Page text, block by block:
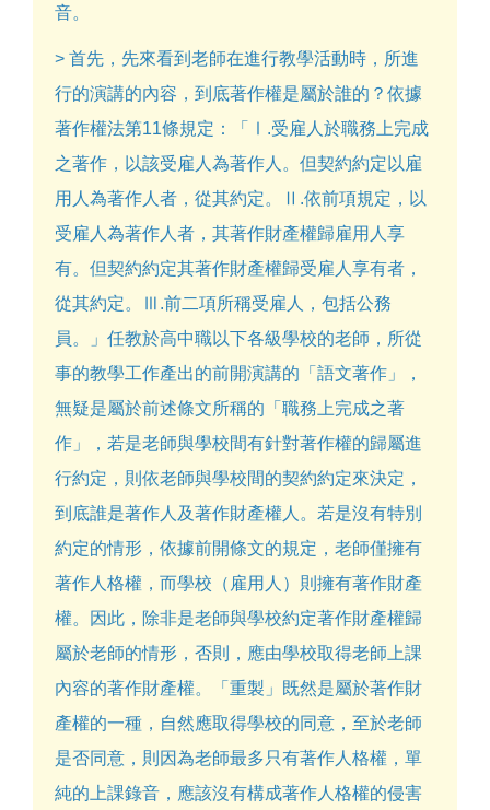
音。
> 首先，先來看到老師在進行教學活動時，所進
行的演講的內容，到底著作權是屬於誰的？依據
著作權法第11條規定：「Ⅰ.受雇人於職務上完成
之著作，以該受雇人為著作人。但契約約定以雇
用人為著作人者，從其約定。Ⅱ.依前項規定，以
受雇人為著作人者，其著作財產權歸雇用人享
有。但契約約定其著作財產權歸受雇人享有者，
從其約定。Ⅲ.前二項所稱受雇人，包括公務
員。」任教於高中職以下各級學校的老師，所從
事的教學工作產出的前開演講的「語文著作」，
無疑是屬於前述條文所稱的「職務上完成之著
作」，若是老師與學校間有針對著作權的歸屬進
行約定，則依老師與學校間的契約約定來決定，
到底誰是著作人及著作財產權人。若是沒有特別
約定的情形，依據前開條文的規定，老師僅擁有
著作人格權，而學校（雇用人）則擁有著作財產
權。因此，除非是老師與學校約定著作財產權歸
屬於老師的情形，否則，應由學校取得老師上課
內容的著作財產權。「重製」既然是屬於著作財
產權的一種，自然應取得學校的同意，至於老師
是否同意，則因為老師最多只有著作人格權，單
純的上課錄音，應該沒有構成著作人格權的侵害